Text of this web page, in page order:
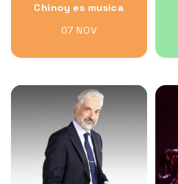
Chinoy es musica
07 NOV